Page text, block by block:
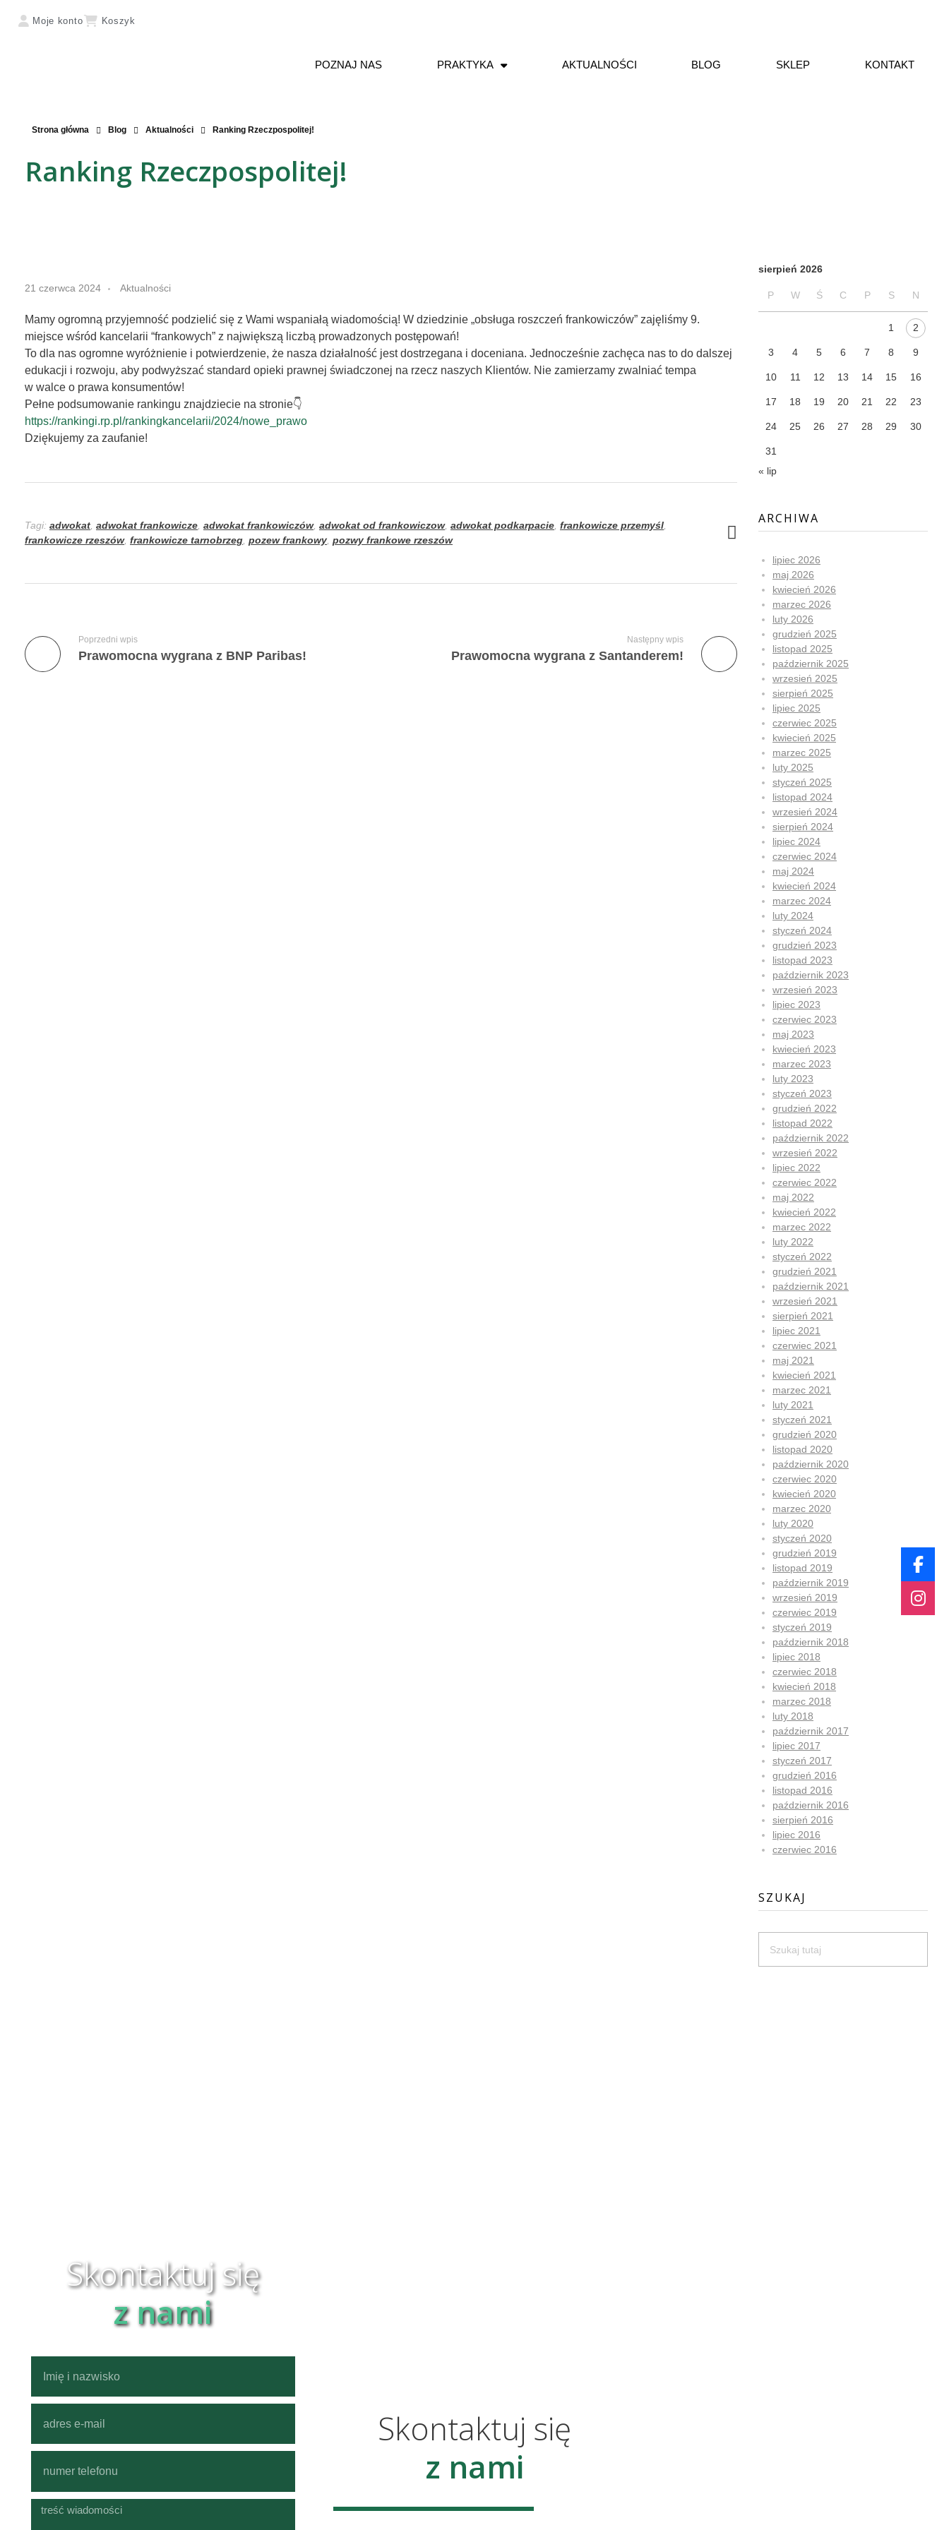
Moje konto Koszyk
POZNAJ NAS PRAKTYKA AKTUALNOŚCI BLOG SKLEP KONTAKT
Strona główna Blog Aktualności Ranking Rzeczpospolitej!
Ranking Rzeczpospolitej!
R
a
n
k
i
n
R
z
e
c
p
o
21 czerwca 2024 Aktualności
Mamy ogromną przyjemność podzielić się z Wami wspaniałą wiadomością! W dziedzinie „obsługa roszczeń frankowiczów” zajęliśmy 9.
miejsce wśród kancelarii “frankowych” z największą liczbą prowadzonych postępowań!
To dla nas ogromne wyróżnienie i potwierdzenie, że nasza działalność jest dostrzegana i doceniana. Jednocześnie zachęca nas to do dalszej
edukacji i rozwoju, aby podwyższać standard opieki prawnej świadczonej na rzecz naszych Klientów. Nie zamierzamy zwalniać tempa
w walce o prawa konsumentów!
Pełne podsumowanie rankingu znajdziecie na stronie👇
https://rankingi.rp.pl/rankingkancelarii/2024/nowe_prawo
Dziękujemy za zaufanie!
Tagi: adwokat adwokat frankowicze adwokat frankowiczów, adwokat od frankowiczow, adwokat podkarpacie frankowicze przemyśl
frankowicze rzeszów, frankowicze tarnobrzeg pozew frankowy pozwy frankowe rzeszów
Poprzedni wpis
Prawomocna wygrana z BNP Paribas!
Następny wpis
Prawomocna wygrana z Santanderem!
sierpień 2026
P W Ś C P S N
1 2
3 4 5 6 7 8 9
10 11 12 13 14 15 16
17 18 19 20 21 22 23
24 25 26 27 28 29 30
31
« lip
ARCHIWA
lipiec 2026
maj 2026
kwiecień 2026
marzec 2026
luty 2026
grudzień 2025
listopad 2025
październik 2025
wrzesień 2025
sierpień 2025
lipiec 2025
czerwiec 2025
kwiecień 2025
marzec 2025
luty 2025
styczeń 2025
listopad 2024
wrzesień 2024
sierpień 2024
lipiec 2024
czerwiec 2024
maj 2024
kwiecień 2024
marzec 2024
luty 2024
styczeń 2024
grudzień 2023
listopad 2023
październik 2023
wrzesień 2023
lipiec 2023
czerwiec 2023
maj 2023
kwiecień 2023
marzec 2023
luty 2023
styczeń 2023
grudzień 2022
listopad 2022
październik 2022
wrzesień 2022
lipiec 2022
czerwiec 2022
maj 2022
kwiecień 2022
marzec 2022
luty 2022
styczeń 2022
grudzień 2021
październik 2021
wrzesień 2021
sierpień 2021
lipiec 2021
czerwiec 2021
maj 2021
kwiecień 2021
marzec 2021
luty 2021
styczeń 2021
grudzień 2020
listopad 2020
październik 2020
czerwiec 2020
kwiecień 2020
marzec 2020
luty 2020
styczeń 2020
grudzień 2019
listopad 2019
październik 2019
wrzesień 2019
czerwiec 2019
styczeń 2019
październik 2018
lipiec 2018
czerwiec 2018
kwiecień 2018
marzec 2018
luty 2018
październik 2017
lipiec 2017
styczeń 2017
grudzień 2016
listopad 2016
październik 2016
sierpień 2016
lipiec 2016
czerwiec 2016
SZUKAJ
Skontaktuj się
z nami
Skontaktuj się
z nami